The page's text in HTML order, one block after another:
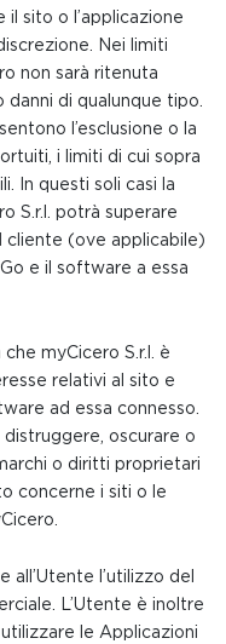
il sito o l’applicazione
Nei limiti
non sarà ritenuta
di qualunque tipo.
l’esclusione o la
i limiti di cui sopra
In questi soli casi la
S.r.l. potrà superare
(ove applicabile)
e il software a essa
myCicero S.r.l. è
relativi al sito e
ad essa connesso.
distruggere, oscurare o
o diritti proprietari
concerne i siti o le
all’Utente l’utilizzo del
L’Utente è inoltre
le Applicazioni